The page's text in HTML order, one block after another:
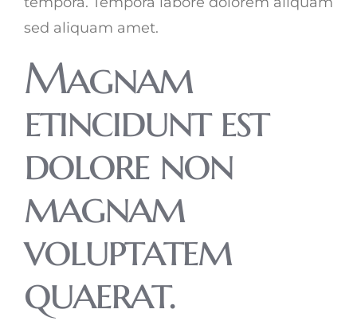
sed aliquam amet.
Magnam
etincidunt est
dolore non
magnam
voluptatem
quaerat.